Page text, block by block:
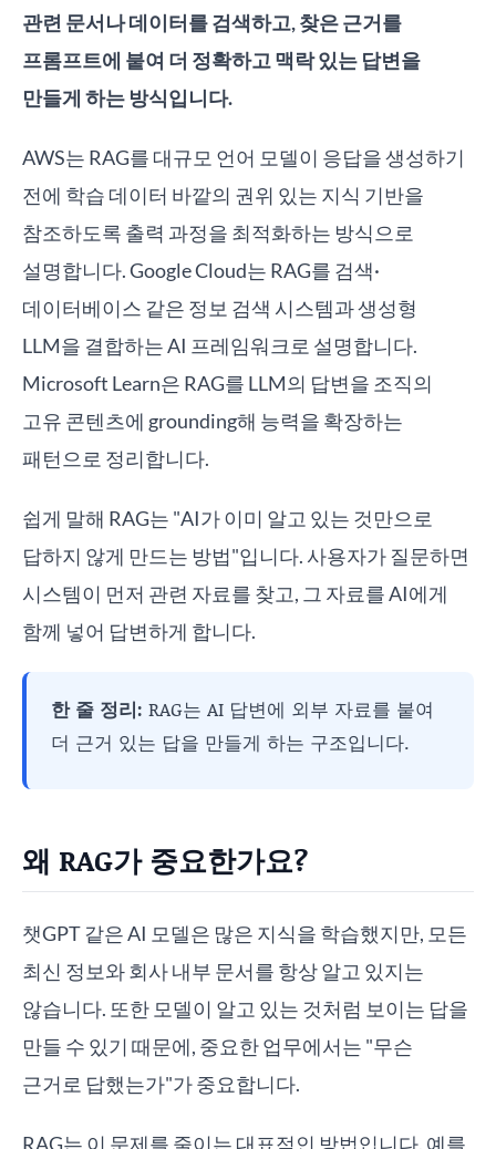
관련 문서나 데이터를 검색하고, 찾은 근거를
프롬프트에 붙여 더 정확하고 맥락 있는 답변을
만들게 하는 방식입니다.
AWS는 RAG를 대규모 언어 모델이 응답을 생성하기
전에 학습 데이터 바깥의 권위 있는 지식 기반을
참조하도록 출력 과정을 최적화하는 방식으로
설명합니다. Google Cloud는 RAG를 검색·
데이터베이스 같은 정보 검색 시스템과 생성형
LLM을 결합하는 AI 프레임워크로 설명합니다.
Microsoft Learn은 RAG를 LLM의 답변을 조직의
고유 콘텐츠에 grounding해 능력을 확장하는
패턴으로 정리합니다.
쉽게 말해 RAG는 "AI가 이미 알고 있는 것만으로
답하지 않게 만드는 방법"입니다. 사용자가 질문하면
시스템이 먼저 관련 자료를 찾고, 그 자료를 AI에게
함께 넣어 답변하게 합니다.
한 줄 정리: RAG는 AI 답변에 외부 자료를 붙여
더 근거 있는 답을 만들게 하는 구조입니다.
왜 RAG가 중요한가요?
챗GPT 같은 AI 모델은 많은 지식을 학습했지만, 모든
최신 정보와 회사 내부 문서를 항상 알고 있지는
않습니다. 또한 모델이 알고 있는 것처럼 보이는 답을
만들 수 있기 때문에, 중요한 업무에서는 "무슨
근거로 답했는가"가 중요합니다.
RAG는 이 문제를 줄이는 대표적인 방법입니다. 예를